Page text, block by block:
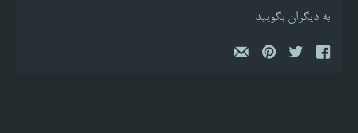
به دیگران بگویید